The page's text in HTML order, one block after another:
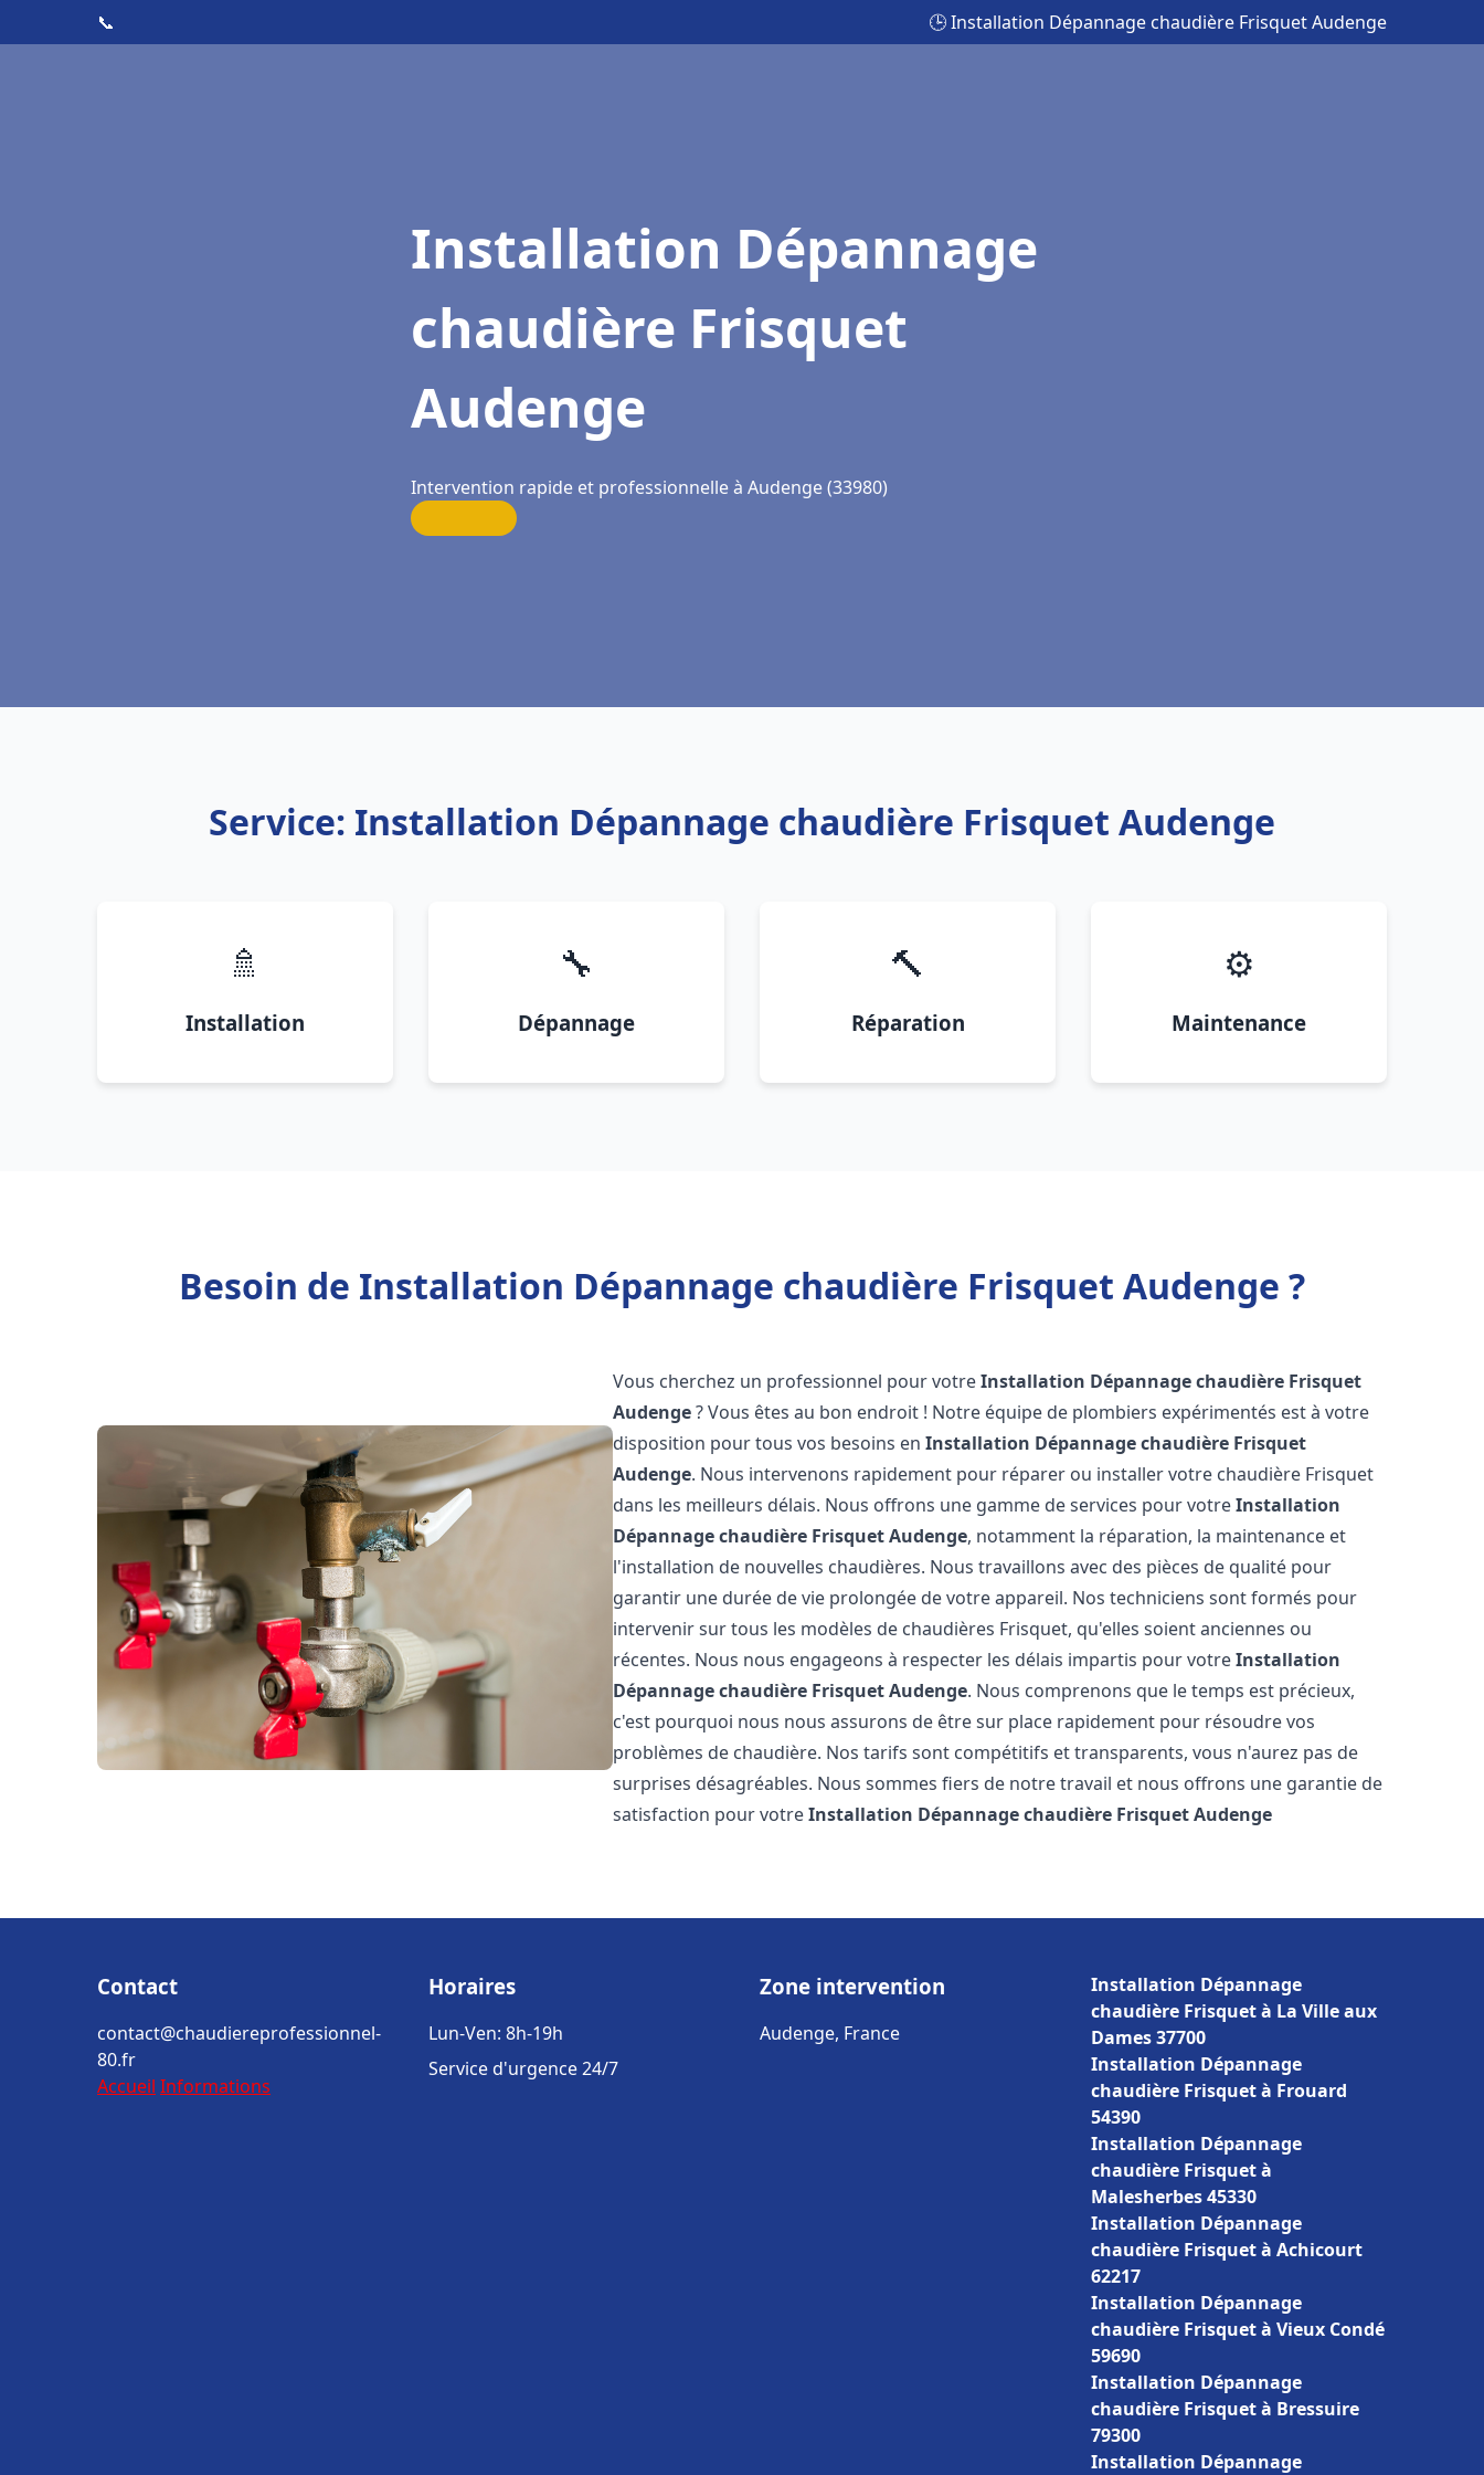
📞 🕒 Installation Dépannage chaudière Frisquet Audenge
Installation Dépannage
chaudière Frisquet
Audenge
Intervention rapide et professionnelle à Audenge (33980)
Service: Installation Dépannage chaudière Frisquet Audenge
🚿
Installation
🔧
Dépannage
🔨
Réparation
⚙️
Maintenance
Besoin de Installation Dépannage chaudière Frisquet Audenge ?
Vous cherchez un professionnel pour votreInstallation Dépannage chaudière Frisquet
Audenge? Vous êtes au bon endroit ! Notre équipe de plombiers expérimentés est à votre
disposition pour tous vos besoins enInstallation Dépannage chaudière Frisquet
Audenge. Nous intervenons rapidement pour réparer ou installer votre chaudière Frisquet
dans les meilleurs délais. Nous offrons une gamme de services pour votreInstallation
Dépannage chaudière FrisquetAudenge, notamment la réparation, la maintenance et
l'installation de nouvelles chaudières. Nous travaillons avec des pièces de qualité pour
garantir une durée de vie prolongée de votre appareil. Nos techniciens sont formés pour
intervenir sur tous les modèles de chaudières Frisquet, qu'elles soient anciennes ou
récentes. Nous nous engageons à respecter les délais impartis pour votreInstallation
Dépannage chaudière FrisquetAudenge. Nous comprenons que le temps est précieux,
c'est pourquoi nous nous assurons de être sur place rapidement pour résoudre vos
problèmes de chaudière. Nos tarifs sont compétitifs et transparents, vous n'aurez pas de
surprises désagréables. Nous sommes fiers de notre travail et nous offrons une garantie de
satisfaction pour votreInstallation Dépannage chaudière FrisquetAudenge
Contact
contact@chaudiereprofessionnel-
80.fr
Accueil Informations
Horaires
Lun-Ven: 8h-19h
Service d'urgence 24/7
Zone intervention
Audenge, France
Installation Dépannage
chaudière Frisquet à La Ville aux
Dames 37700
Installation Dépannage
chaudière Frisquet à Frouard
54390
Installation Dépannage
chaudière Frisquet à
Malesherbes 45330
Installation Dépannage
chaudière Frisquet à Achicourt
62217
Installation Dépannage
chaudière Frisquet à Vieux Condé
59690
Installation Dépannage
chaudière Frisquet à Bressuire
79300
Installation Dépannage